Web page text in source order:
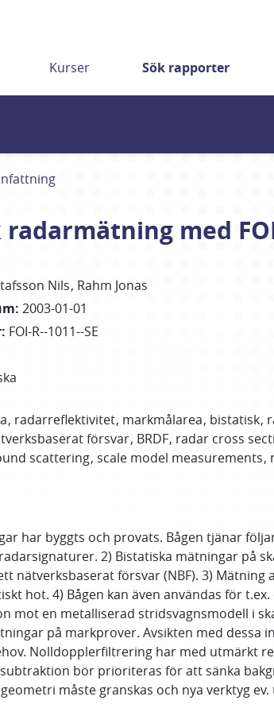
Kurser Sök rapporter
med
Nils Rahm Jonas
: 2003-01-01
: FOI-R--1011--SE
radarreflektivitet markmålarea bistatisk
försvar BRDF radar cross
scattering scale model measurements
har byggts och provats. Bågen tjänar
2) Bistatiska mätningar på
nätverksbaserat försvar (NBF). 3)
hot. 4) Bågen kan även användas för
mot en metalliserad stridsvagnsmodell i
på markprover. Avsikten med
Nolldopplerfiltrering har med utmärkt
bör prioriteras för att sänka
måste granskas och nya verktyg ev.